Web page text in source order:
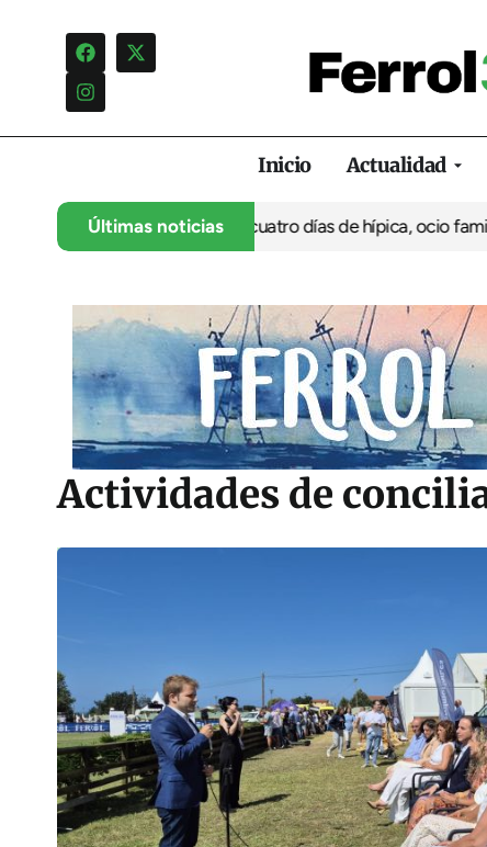
Inicio Actualidad
Últimas noticias
35º aniversario con cuatro días de hípica, ocio familiar y
Actividades de